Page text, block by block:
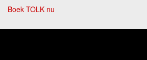
Boek TOLK nu